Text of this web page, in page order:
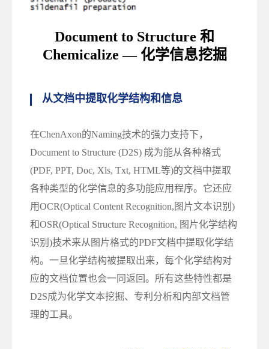
Document to Structure 和
Chemicalize — 化学信息挖掘
从文档中提取化学结构和信息
在ChenAxon的Naming技术的强力支持下，
Document to Structure (D2S) 成为能从各种格式
(PDF, PPT, Doc, Xls, Txt, HTML等)的文档中提取
各种类型的化学信息的多功能应用程序。它还应
用OCR(Optical Content Recognition,图片文本识别)
和OSR(Optical Structure Recognition, 图片化学结构
识别)技术来从图片格式的PDF文档中提取化学结
构。一旦化学结构被提取出来，每个化学结构对
应的文档位置也会一同返回。所有这些特性都是
D2S成为化学文本挖掘、专利分析和内部文档管
理的工具。